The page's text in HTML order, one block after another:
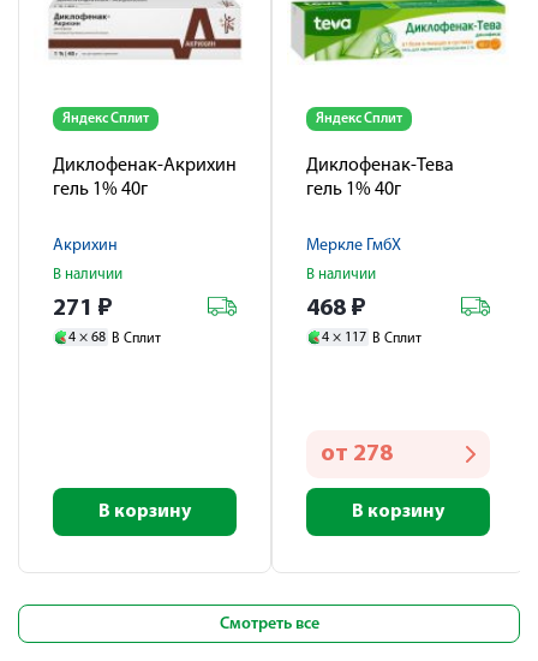
Яндекс Сплит
Диклофенак-Акрихин
гель 1% 40г
Акрихин
В наличии
271 ₽
4 × 68 В Сплит
В корзину
Яндекс Сплит
Диклофенак-Тева
гель 1% 40г
Меркле ГмбХ
В наличии
468 ₽
4 × 117 В Сплит
от 278
В корзину
Смотреть все